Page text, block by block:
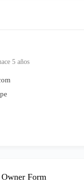
5 años
Form